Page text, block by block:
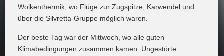
Wolkenthermik, wo Flüge zur Zugspitze, Karwendel und
über die Silvretta-Gruppe möglich waren.
Der beste Tag war der Mittwoch, wo alle guten
Klimabedingungen zusammen kamen. Ungestörte